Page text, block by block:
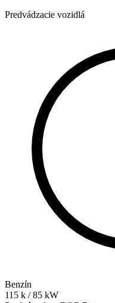
Predvádzacie vozidlá
Benzín
115 k / 85 kW